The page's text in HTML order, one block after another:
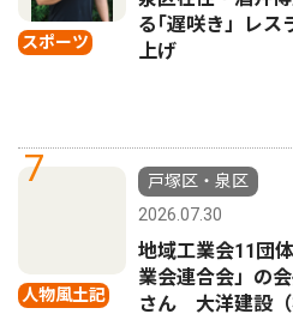
スポーツ
る｢遅咲き」レ
上げ
7
人物風土記
戸塚区・泉区
2026.07.30
地域工業会11団
業会連合会」の
さん 大洋建設